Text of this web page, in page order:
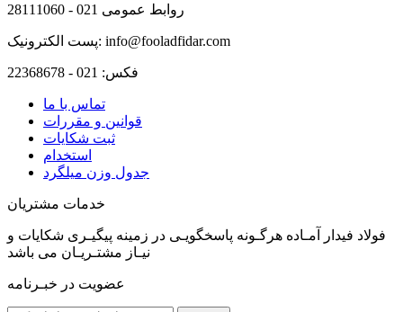
روابط عمومی 021 - 28111060
پست الکترونیک: info@fooladfidar.com
فکس: 021 - 22368678
تماس با ما
قوانین و مقررات
ثبت شکایات
استخدام
جدول وزن ميلگرد
خدمات مشتریان
فولاد فیدار آمـاده هرگـونه پاسخگویـی در زمینه پیگیـری شکایات و
نیـاز مشتـریـان می باشد
عضویت در خبـرنامه